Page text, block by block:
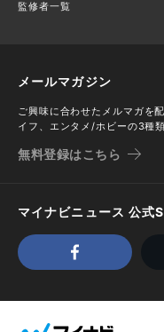
監修者一覧
メールマガジン
ご興味に合わせたメルマガを
イフ、エンタメ/ホビーの3種類
無料登録はこちら
マイナビニュース 公式